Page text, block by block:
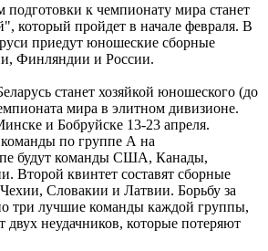
к чемпионату мира станет
который пройдет в начале февраля. В
приедут юношеские сборные
Финляндии и России.
станет хозяйкой юношеского (до
мира в элитном дивизионе.
и Бобруйске 13-23 апреля.
по группе А на
будут команды США, Канады,
квинтет составят сборные
Словакии и Латвии. Борьбу за
три лучшие команды каждой группы,
двух неудачников, которые потеряют